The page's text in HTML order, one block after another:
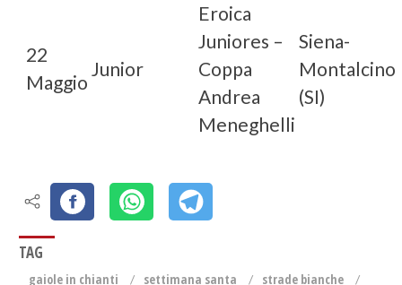
22
Maggio
Junior
Eroica
Juniores –
Coppa
Andrea
Meneghelli
Siena-
Montalcino
(SI)
TAG
gaiole in chianti settimana santa strade bianche